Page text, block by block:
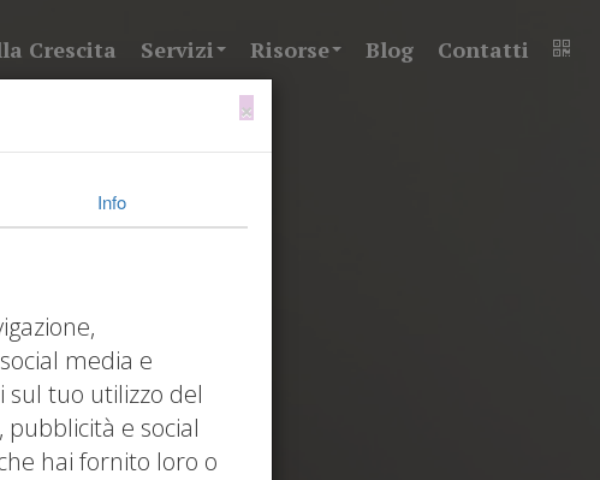
Crescita Servizi Risorse Blog Contatti
×
Info
media e
tuo utilizzo del
e social
hai fornito loro o